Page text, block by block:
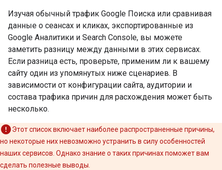
Изучая обычный трафик Google Поиска или сравнивая
данные о сеансах и кликах, экспортированные из
Google Аналитики и Search Console, вы можете
заметить разницу между данными в этих сервисах.
Если разница есть, проверьте, применим ли к вашему
сайту один из упомянутых ниже сценариев. В
зависимости от конфигурации сайта, аудитории и
состава трафика причин для расхождения может быть
несколько.
Этот список включает наиболее распространенные причины,
но некоторые них невозможно устранить в силу особенностей
наших сервисов. Однако знание о таких причинах поможет вам
сделать полезные выводы.